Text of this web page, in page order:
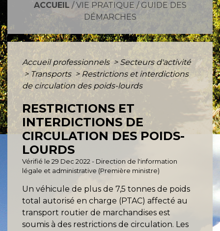
ACCUEIL /VIE PRATIQUE / GUIDE DES
DÉMARCHES
Accueil professionnels > Secteurs d'activité
> Transports > Restrictions et interdictions
de circulation des poids-lourds
RESTRICTIONS ET
INTERDICTIONS DE
CIRCULATION DES POIDS-
LOURDS
Vérifié le 29 Dec 2022 - Direction de l'information
légale et administrative (Première ministre)
Un véhicule de plus de 7,5 tonnes de poids
total autorisé en charge (PTAC) affecté au
transport routier de marchandises est
soumis à des restrictions de circulation. Les